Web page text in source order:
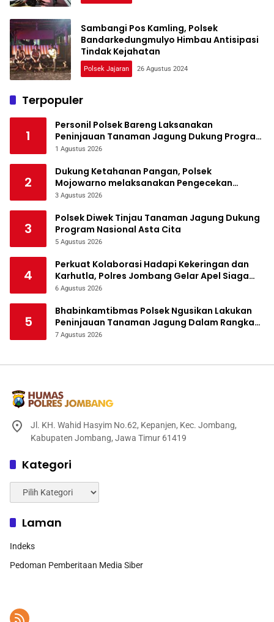
Sambangi Pos Kamling, Polsek
Bandarkedungmulyo Himbau Antisipasi
Tindak Kejahatan
Polsek Jajaran 26 Agustus 2024
Terpopuler
1
Personil Polsek Bareng Laksanakan
Peninjauan Tanaman Jagung Dukung Program
Ketahanan Pangan
1 Agustus 2026
2
Dukung Ketahanan Pangan, Polsek
Mojowarno melaksanakan Pengecekan
Tanaman Jagung
3 Agustus 2026
3
Polsek Diwek Tinjau Tanaman Jagung Dukung
Program Nasional Asta Cita
5 Agustus 2026
4
Perkuat Kolaborasi Hadapi Kekeringan dan
Karhutla, Polres Jombang Gelar Apel Siaga
Bencana
6 Agustus 2026
5
Bhabinkamtibmas Polsek Ngusikan Lakukan
Peninjauan Tanaman Jagung Dalam Rangka
Mendukung Ketahanan Pangan
7 Agustus 2026
Jl. KH. Wahid Hasyim No.62, Kepanjen, Kec. Jombang,
Kabupaten Jombang, Jawa Timur 61419
Kategori
Kategori
Laman
Indeks
Pedoman Pemberitaan Media Siber